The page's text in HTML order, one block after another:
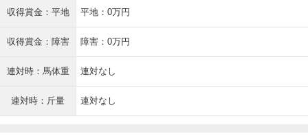
収得賞金：平地 平地：0万円
収得賞金：障害 障害：0万円
連対時：馬体重 連対なし
連対時：斤量 連対なし